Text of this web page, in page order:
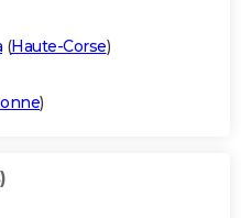
(Haute-Corse)
)